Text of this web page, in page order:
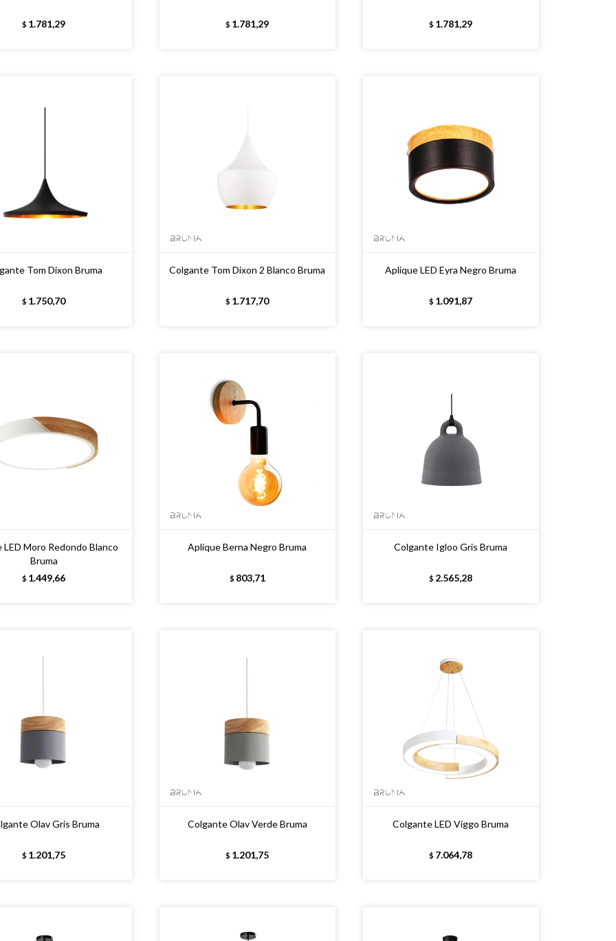
$ 1.781,29 $ 1.781,29 $ 1.781,29
Tom Dixon Bruma
$ 1.750,70
Colgante Tom Dixon 2 Blanco Bruma
$ 1.717,70
Aplique LED Eyra Negro Bruma
$ 1.091,87
LED Moro Redondo Blanco
Bruma
$ 1.449,66
Aplique Berna Negro Bruma
$ 803,71
Colgante Igloo Gris Bruma
$ 2.565,28
Olav Gris Bruma
$ 1.201,75
Colgante Olav Verde Bruma
$ 1.201,75
Colgante LED Viggo Bruma
$ 7.064,78